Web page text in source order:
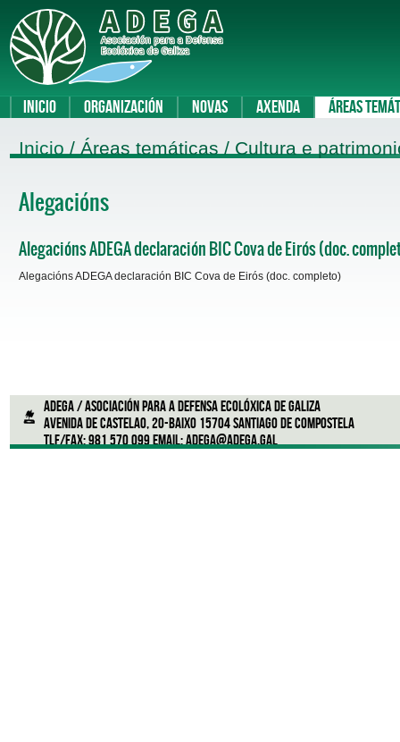
Inicio Organización Novas Axenda Áreas
Inicio / Áreas temáticas / Cultura e
Alegacións
Alegacións ADEGA declaración BIC Cova de Eirós (doc.
Alegacións ADEGA declaración BIC Cova de Eirós (doc. completo)
ADEGA / Asociación para a defensa ecolóxica de Galiza
Avenida de Castelao, 20-Baixo 15704 Santiago de Compostela
Tlf/Fax: 981 570 099 Email:adega@adega.gal